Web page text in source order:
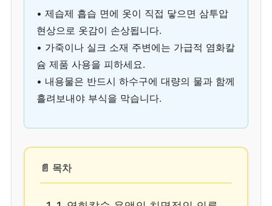
• 제습제 흡습 면에 옷이 직접 닿으면 삼투압
현상으로 옷감이 손상됩니다.
• 가죽이나 실크 소재 주변에는 가급적 염화칼
슘 제품 사용을 피하세요.
• 내용물은 반드시 하수구에 대량의 물과 함께
흘려보내야 부식을 막습니다.
📄 목차